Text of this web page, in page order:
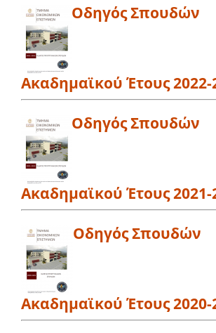
Οδηγός Σπουδών
Ακαδημαϊκού Έτους 2022-
Οδηγός Σπουδών
Ακαδημαϊκού Έτους 2021-
Οδηγός Σπουδών
Ακαδημαϊκού Έτους 2020-